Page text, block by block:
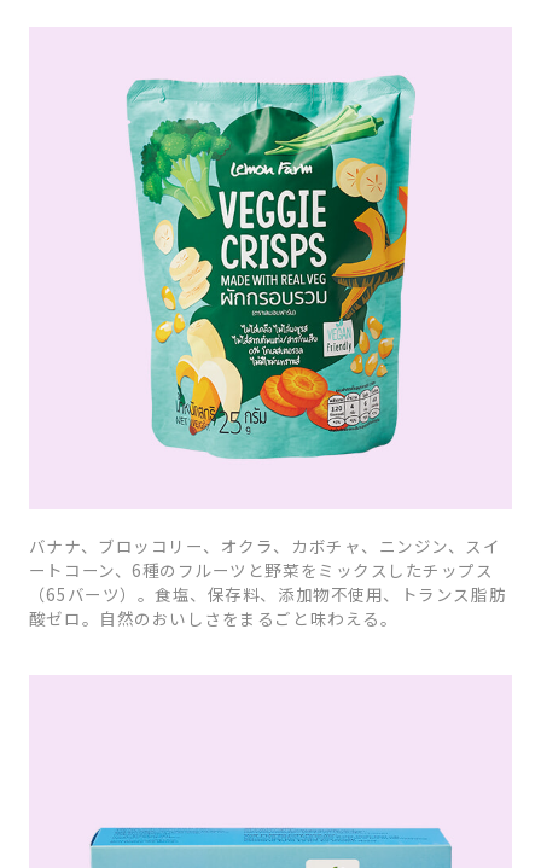
バナナ、ブロッコリー、オクラ、カボチャ、ニンジン、スイ
ートコーン、6種のフルーツと野菜をミックスしたチップス
（65バーツ）。食塩、保存料、添加物不使用、トランス脂肪
酸ゼロ。自然のおいしさをまるごと味わえる。